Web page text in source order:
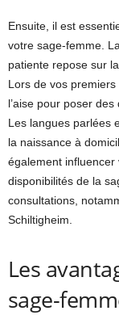
Ensuite, il est
votre sage-femme.
patiente repose sur
Lors de vos
l’aise pour poser
Les langues parlées
la naissance à
également
disponibilités de la
consultations,
Schiltigheim.
Les
sage-